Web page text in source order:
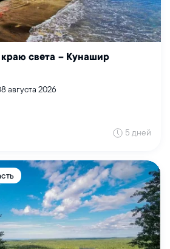
света – Кунашир
августа 2026
5 дней